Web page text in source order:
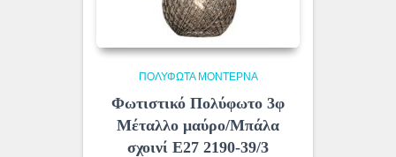
ΠΟΛΎΦΩΤΑ ΜΟΝΤΈΡΝΑ
Φωτιστικό Πολύφωτο 3φ
Μέταλλο μαύρο/Μπάλα
σχοινί Ε27 2190-39/3